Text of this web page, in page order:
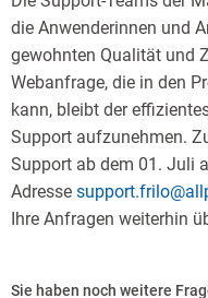
die Anwenderinnen und
gewohnten Qualität und
Webanfrage, die in den
kann, bleibt der
Support aufzunehmen.
Support ab dem 01. Juli
Adresse
Ihre Anfragen weiterhin
Sie haben noch weitere